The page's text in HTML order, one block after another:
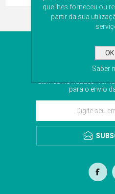
Subscreva a nossa
últimas novidades.
para o envio
que lhes forneceu ou
partir da sua
OK
Saber